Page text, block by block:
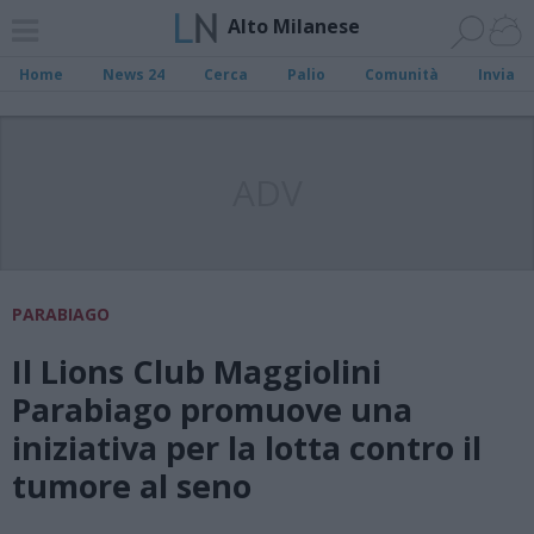
Alto Milanese
Home News 24 Cerca Palio Comunità Invia
PARABIAGO
Il Lions Club Maggiolini
Parabiago promuove una
iniziativa per la lotta contro il
tumore al seno